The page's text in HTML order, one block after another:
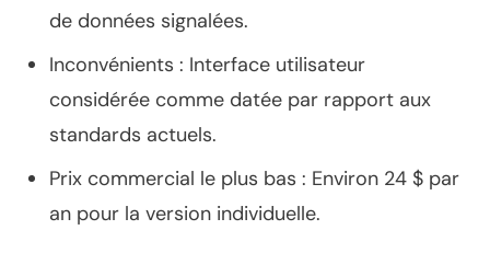
de données signalées.
Inconvénients : Interface utilisateur
considérée comme datée par rapport aux
standards actuels.
Prix commercial le plus bas : Environ 24 $ par
an pour la version individuelle.